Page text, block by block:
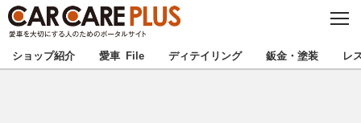
C
S
E
★カーケアプラス認定★ 厳選プロショップを地域から探す
ショップ紹介 愛車 File ディテイリング 鈑金・塗装 レ